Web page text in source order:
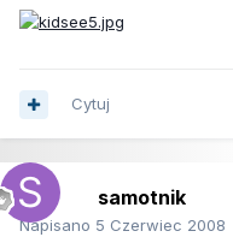
Cytuj
samotnik
Napisano 5 Czerwiec 2008